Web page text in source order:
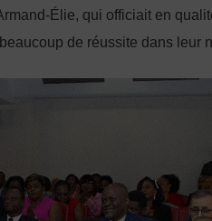
Élie, qui officiait en
de réussite dans leur